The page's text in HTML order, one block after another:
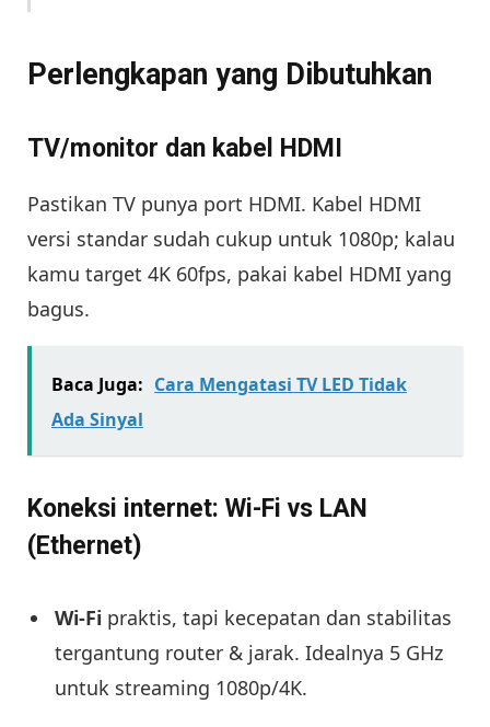
Perlengkapan yang Dibutuhkan
TV/monitor dan kabel HDMI
Pastikan TV punya port HDMI. Kabel HDMI
versi standar sudah cukup untuk 1080p; kalau
kamu target 4K 60fps, pakai kabel HDMI yang
bagus.
Baca Juga: Cara Mengatasi TV LED Tidak
Ada Sinyal
Koneksi internet: Wi-Fi vs LAN
(Ethernet)
Wi-Fi praktis, tapi kecepatan dan stabilitas
tergantung router & jarak. Idealnya 5 GHz
untuk streaming 1080p/4K.